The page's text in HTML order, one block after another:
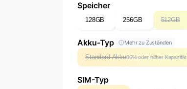
Speicher
128GB 256GB 512GB
Akku-Typ Mehr zu Zuständen
Standard Akku86% oder höher Kapazität
SIM-Typ